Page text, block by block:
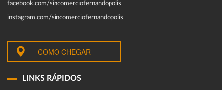
facebook.com/sincomerciofernandopolis
instagram.com/sincomerciofernandopolis
COMO CHEGAR
LINKS RÁPIDOS